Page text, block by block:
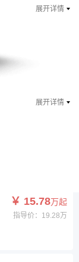
展开详情
展开详情
￥ 15.78万起
指导价：19.28万